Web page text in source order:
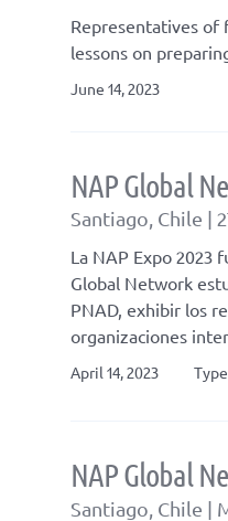
Representatives of
lessons on
June 14, 2023
NAP Global
Santiago, Chile |
La NAP Expo 2023
Global Network
PNAD, exhibir los
organizaciones
April 14, 2023
NAP Global
Santiago, Chile |